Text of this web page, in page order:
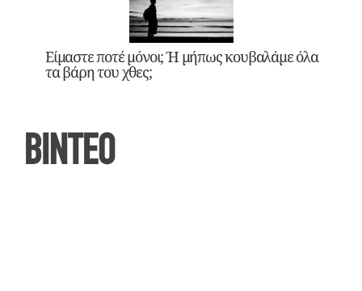
Είμαστε ποτέ μόνοι; Ή μήπως κουβαλάμε όλα
τα βάρη του χθες;
ΒΙΝΤΕΟ